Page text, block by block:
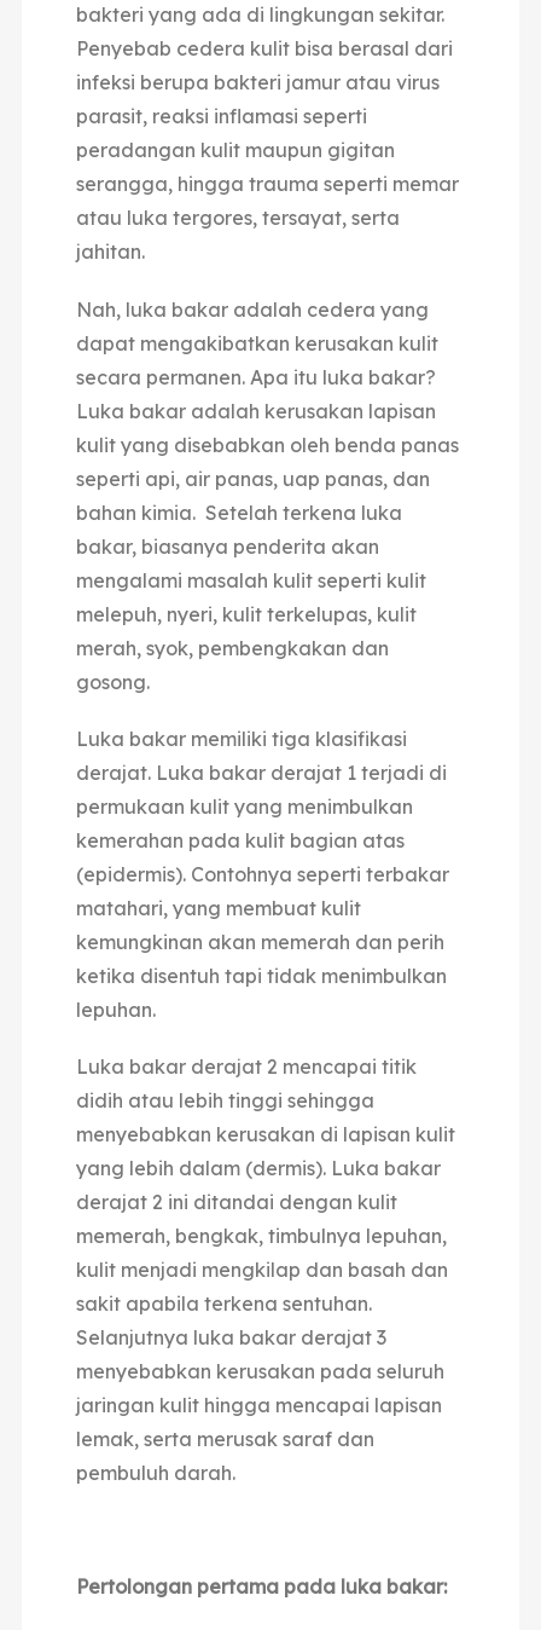
bakteri yang ada di lingkungan sekitar.
Penyebab cedera kulit bisa berasal dari
infeksi berupa bakteri jamur atau virus
parasit, reaksi inflamasi seperti
peradangan kulit maupun gigitan
serangga, hingga trauma seperti memar
atau luka tergores, tersayat, serta
jahitan.
Nah, luka bakar adalah cedera yang
dapat mengakibatkan kerusakan kulit
secara permanen. Apa itu luka bakar?
Luka bakar adalah kerusakan lapisan
kulit yang disebabkan oleh benda panas
seperti api, air panas, uap panas, dan
bahan kimia. Setelah terkena luka
bakar, biasanya penderita akan
mengalami masalah kulit seperti kulit
melepuh, nyeri, kulit terkelupas, kulit
merah, syok, pembengkakan dan
gosong.
Luka bakar memiliki tiga klasifikasi
derajat. Luka bakar derajat 1 terjadi di
permukaan kulit yang menimbulkan
kemerahan pada kulit bagian atas
(epidermis). Contohnya seperti terbakar
matahari, yang membuat kulit
kemungkinan akan memerah dan perih
ketika disentuh tapi tidak menimbulkan
lepuhan.
Luka bakar derajat 2 mencapai titik
didih atau lebih tinggi sehingga
menyebabkan kerusakan di lapisan kulit
yang lebih dalam (dermis). Luka bakar
derajat 2 ini ditandai dengan kulit
memerah, bengkak, timbulnya lepuhan,
kulit menjadi mengkilap dan basah dan
sakit apabila terkena sentuhan.
Selanjutnya luka bakar derajat 3
menyebabkan kerusakan pada seluruh
jaringan kulit hingga mencapai lapisan
lemak, serta merusak saraf dan
pembuluh darah.
Pertolongan pertama pada luka bakar: